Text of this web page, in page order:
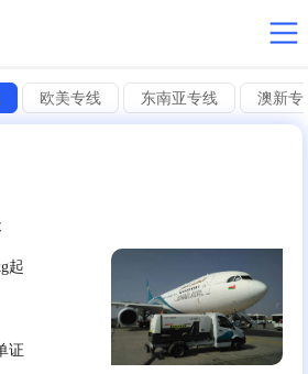
欧美专线 东南亚专线 澳新专
起
证